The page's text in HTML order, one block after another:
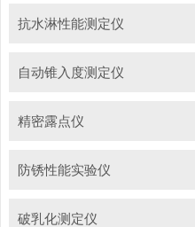
抗水淋性能测定仪
自动锥入度测定仪
精密露点仪
防锈性能实验仪
破乳化测定仪